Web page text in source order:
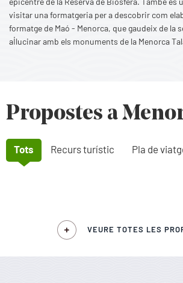
visitar una formatgeria per a descobrir com
formatge de Maó - Menorca, que gaudeix de la
al·lucinar amb els monuments de la Menorca
Propostes a
Tots Recurs turístic Pla de
VEURE TOTES LES